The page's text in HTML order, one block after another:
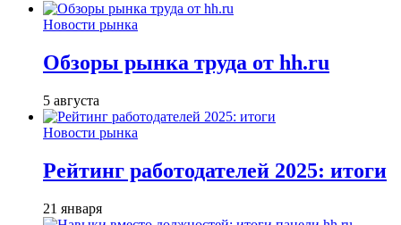
Новости рынка
Обзоры рынка труда от hh.ru
5 августа
Новости рынка
Рейтинг работодателей 2025: итоги
21 января